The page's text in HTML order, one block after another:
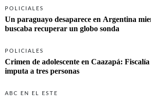
POLICIALES
Un paraguayo desaparece en Argentina
POLICIALES
Crimen de adolescente en Caazapá: Fiscalía
ABC EN EL ESTE